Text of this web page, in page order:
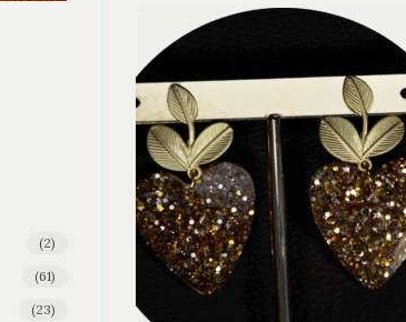
(2)
(61)
(23)